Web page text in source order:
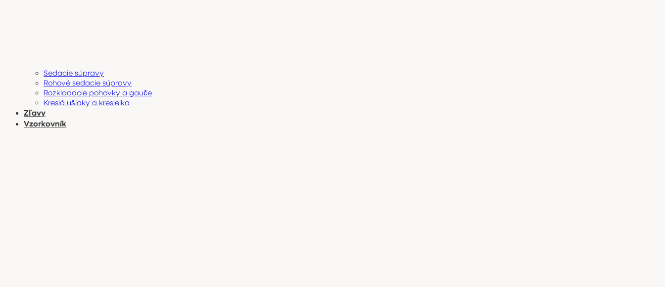
Sedacie súpravy
Rohové sedacie súpravy
Rozkladacie pohovky a gauče
Kreslá ušiaky a kresielka
Zľavy
Vzorkovník